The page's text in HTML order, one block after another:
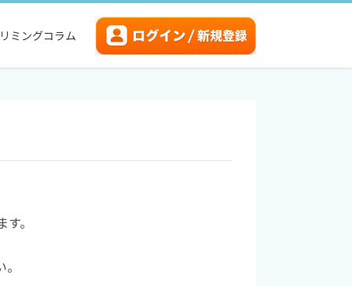
ミングコラム
。